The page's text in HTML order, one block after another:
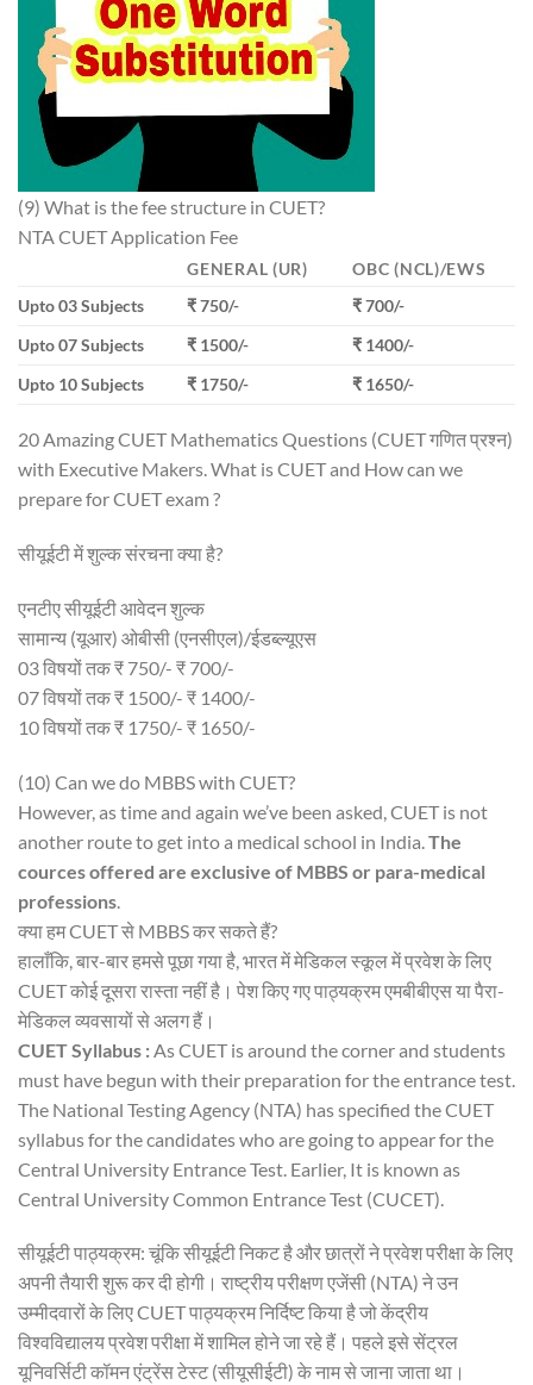
(9) What is the fee structure in CUET?
NTA CUET Application Fee
GENERAL (UR)
OBC (NCL)/EWS
Upto 03 Subjects
₹ 750/-
₹ 700/-
Upto 07 Subjects
₹ 1500/-
₹ 1400/-
Upto 10 Subjects
₹ 1750/- ₹ 1650/-
20 Amazing CUET Mathematics Questions (CUET गणित प्रश्न)
with Executive Makers. What is CUET and How can we
prepare for CUET exam ?
सीयूईटी में शुल्क संरचना क्या है?
एनटीए सीयूईटी आवेदन शुल्क
सामान्य (यूआर) ओबीसी (एनसीएल)/ईडब्ल्यूएस
03 विषयों तक ₹ 750/- ₹ 700/-
07 विषयों तक ₹ 1500/- ₹ 1400/-
10 विषयों तक ₹ 1750/- ₹ 1650/-
(10) Can we do MBBS with CUET?
However, as time and again we’ve been asked, CUET is not
another route to get into a medical school in India. The
cources offered are exclusive of MBBS or para-medical
professions
क्या हम CUET से MBBS कर सकते हैं?
हालाँकि, बार-बार हमसे पूछा गया है, भारत में मेडिकल स्कूल में प्रवेश के लिए
CUET कोई दूसरा रास्ता नहीं है। पेश किए गए पाठ्यक्रम एमबीबीएस या पैरा-
मेडिकल व्यवसायों से अलग हैं।
CUET Syllabus : As CUET is around the corner and students
must have begun with their preparation for the entrance test.
The National Testing Agency (NTA) has specified the CUET
syllabus for the candidates who are going to appear for the
Central University Entrance Test. Earlier, It is known as
Central University Common Entrance Test (CUCET).
सीयूईटी पाठ्यक्रम: चूंकि सीयूईटी निकट है और छात्रों ने प्रवेश परीक्षा के लिए
अपनी तैयारी शुरू कर दी होगी। राष्ट्रीय परीक्षण एजेंसी (NTA) ने उन
उम्मीदवारों के लिए CUET पाठ्यक्रम निर्दिष्ट किया है जो केंद्रीय
विश्वविद्यालय प्रवेश परीक्षा में शामिल होने जा रहे हैं। पहले इसे सेंट्रल
यूनिवर्सिटी कॉमन एंट्रेंस टेस्ट (सीयूसीईटी) के नाम से जाना जाता था।